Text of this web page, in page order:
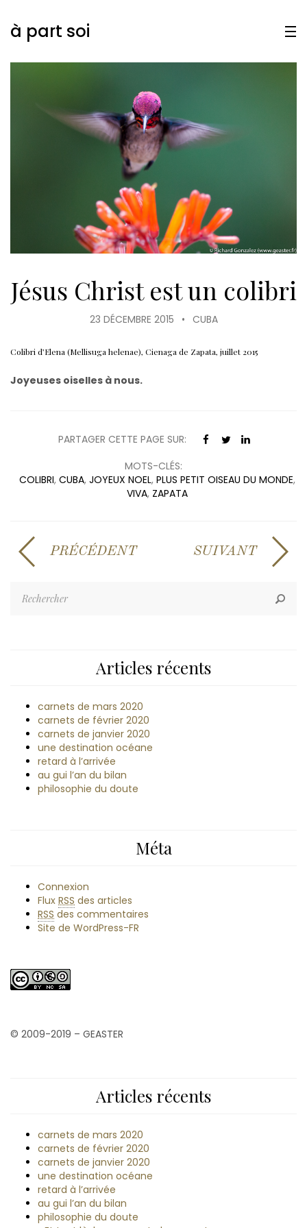
à part soi
Jésus Christ est un colibri
23 DÉCEMBRE 2015 • CUBA
Colibri d’Elena (Mellisuga helenae), Cienaga de Zapata, juillet 2015
Joyeuses oiselles à nous.
PARTAGER CETTE PAGE SUR:
MOTS-CLÉS:
COLIBRI, CUBA, JOYEUX NOEL, PLUS PETIT OISEAU DU MONDE,
VIVA, ZAPATA
PRÉCÉDENT SUIVANT
Articles récents
carnets de mars 2020
carnets de février 2020
carnets de janvier 2020
une destination océane
retard à l’arrivée
au gui l’an du bilan
philosophie du doute
Méta
Connexion
Flux RSS des articles
RSS des commentaires
Site de WordPress-FR
© 2009-2019 – GEASTER
Articles récents
carnets de mars 2020
carnets de février 2020
carnets de janvier 2020
une destination océane
retard à l’arrivée
au gui l’an du bilan
philosophie du doute